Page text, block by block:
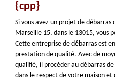
{cpp}
Si vous avez un projet de débarras
Marseille 15, dans le 13015, vous
Cette entreprise de débarras est
prestation de qualité. Avec de
qualifié, il procéder au débarras
dans le respect de votre maison et